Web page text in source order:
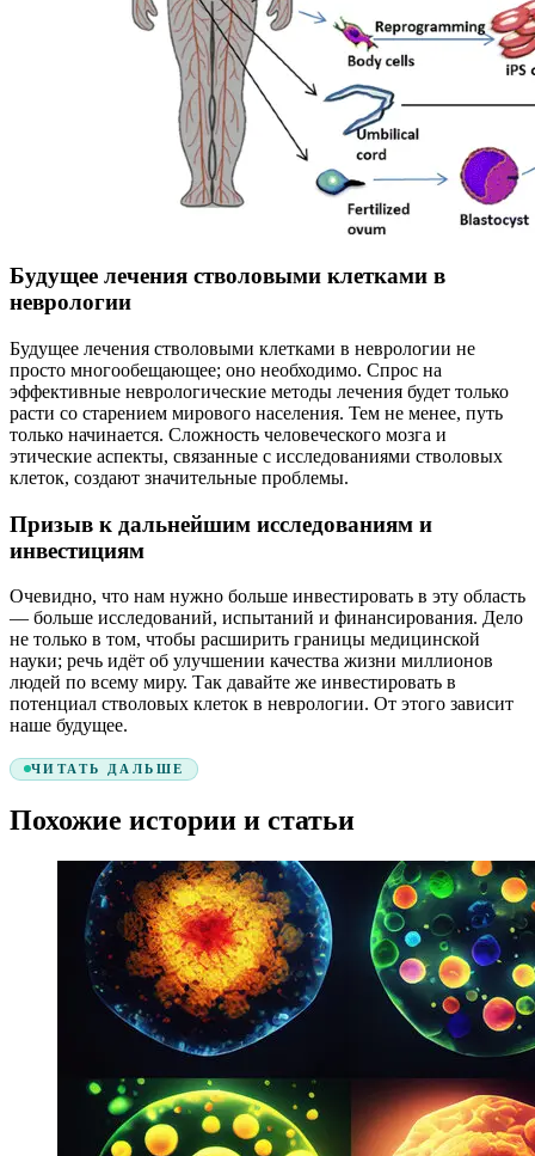
Будущее лечения стволовыми клетками в
неврологии
Будущее лечения стволовыми клетками в неврологии не
просто многообещающее; оно необходимо. Спрос на
эффективные неврологические методы лечения будет только
расти со старением мирового населения. Тем не менее, путь
только начинается. Сложность человеческого мозга и
этические аспекты, связанные с исследованиями стволовых
клеток, создают значительные проблемы.
Призыв к дальнейшим исследованиям и
инвестициям
Очевидно, что нам нужно больше инвестировать в эту область
— больше исследований, испытаний и финансирования. Дело
не только в том, чтобы расширить границы медицинской
науки; речь идёт об улучшении качества жизни миллионов
людей по всему миру. Так давайте же инвестировать в
потенциал стволовых клеток в неврологии. От этого зависит
наше будущее.
ЧИТАТЬ ДАЛЬШЕ
Похожие истории и статьи